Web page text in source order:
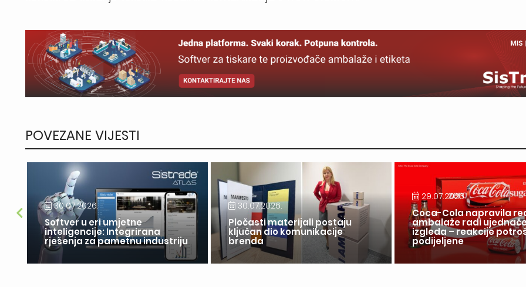
POVEZANE VIJESTI
30.07.2026.
Softver u eri umjetne
inteligencije: Integrirana
rješenja za pametnu industriju
30.07.2026.
Pločasti materijali postaju
ključan dio komunikacije
brenda
29.07.2026.
Coca-Cola napravila
ambalaže radi
izgleda – reakcije
podijeljene